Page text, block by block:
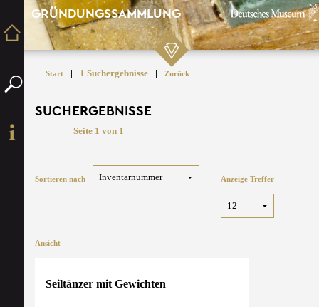
GRÜNDUNGSSAMMLUNG
Start | 1 Suchergebnisse | Zurück
SUCHERGEBNISSE
Seite 1 von 1
Sortieren nach Anzeige Treffer
Ansicht
Seiltänzer mit Gewichten